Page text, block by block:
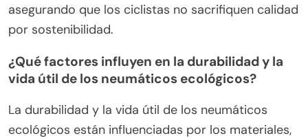
mejorando la durabilidad y reduciendo el impacto
ambiental. Los estudios muestran que los
tracción y resistencia a la rodadura similares, lo
que los hace viables para diversas condiciones de
ciclismo. Las innovaciones en el diseño de
neumáticos mejoran aún más el rendimiento,